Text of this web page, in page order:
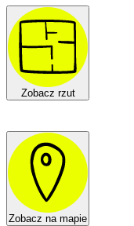
Zobacz rzut
Zobacz na mapie